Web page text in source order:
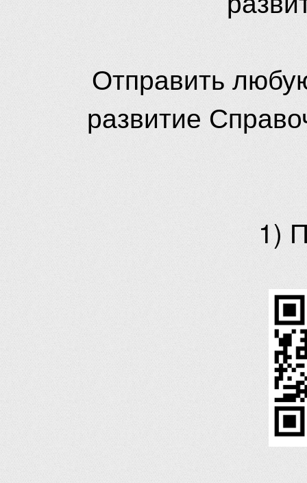
Отправить
развитие
1)